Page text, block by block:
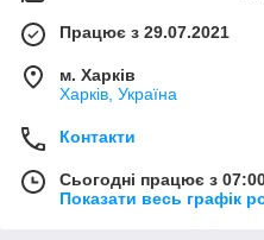
Працює з 29.07.2021
м. Харків
Харків, Україна
Контакти
Сьогодні працює з
Показати весь графік